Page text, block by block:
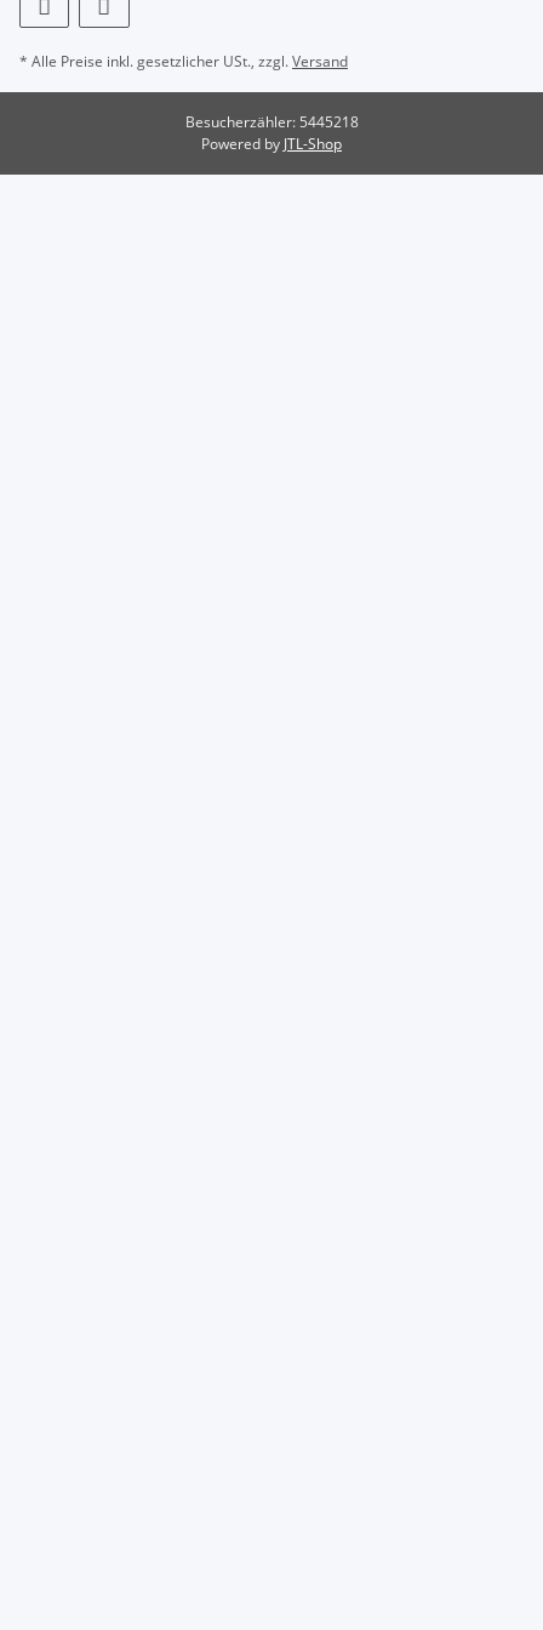
* Alle Preise inkl. gesetzlicher USt., zzgl.Versand
Besucherzähler: 5445218
Powered by JTL-Shop